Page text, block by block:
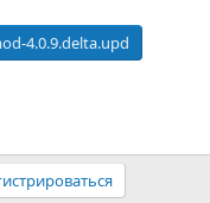
4.0.9.delta.upd